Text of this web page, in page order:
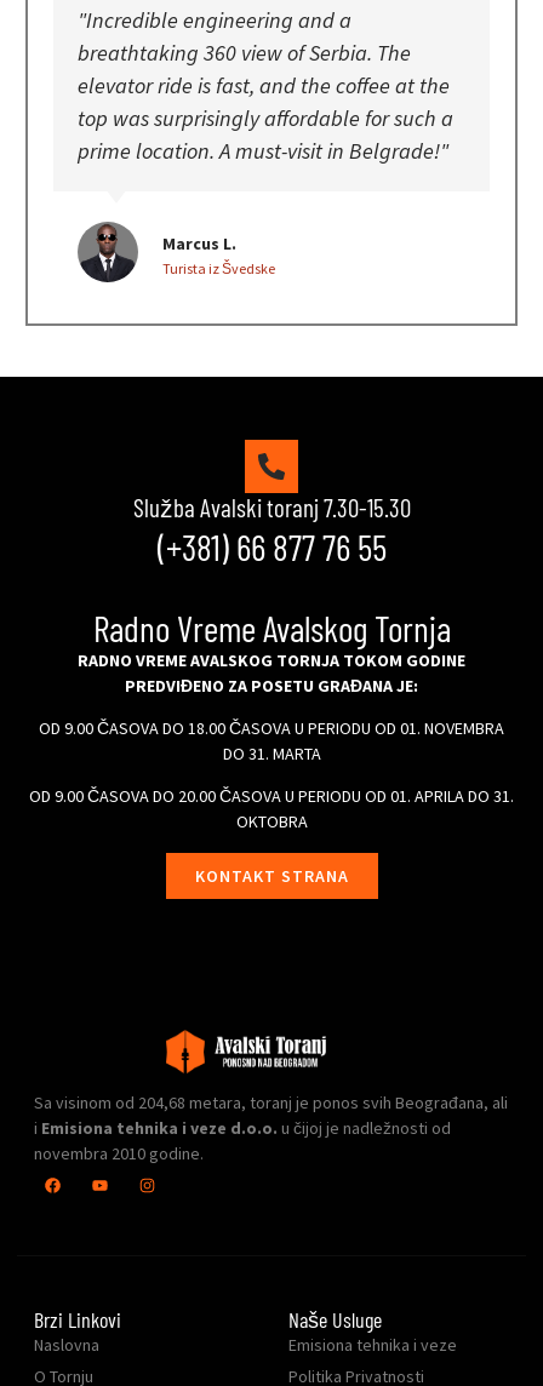
"Incredible engineering and a
breathtaking 360 view of Serbia. The
elevator ride is fast, and the coffee at the
top was surprisingly affordable for such a
prime location. A must-visit in Belgrade!"
Marcus L.
Turista iz Švedske
Služba Avalski toranj 7.30-15.30
(+381) 66 877 76 55
Radno Vreme Avalskog Tornja
RADNO VREME AVALSKOG TORNJA TOKOM GODINE
PREDVIĐENO ZA POSETU GRAĐANA JE:
OD 9.00 ČASOVA DO 18.00 ČASOVA U PERIODU OD 01. NOVEMBRA
DO 31. MARTA
OD 9.00 ČASOVA DO 20.00 ČASOVA U PERIODU OD 01. APRILA DO 31.
OKTOBRA
KONTAKT STRANA
Sa visinom od 204,68 metara, toranj je ponos svih Beograđana, ali
i Emisiona tehnika i veze d.o.o. u čijoj je nadležnosti od
novembra 2010 godine.
Brzi Linkovi
Naslovna
O Tornju
Naše Usluge
Emisiona tehnika i veze
Politika Privatnosti